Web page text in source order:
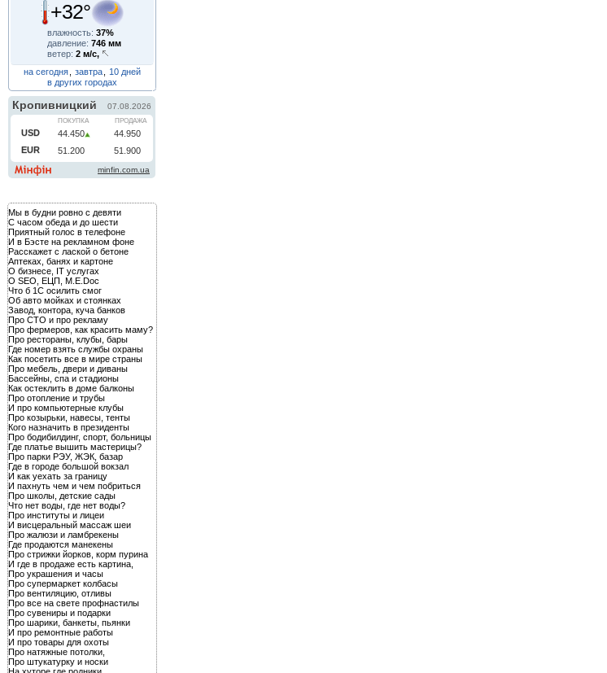
+32°
влажность:37%
давление:746 мм
ветер:2 м/с,
на сегодня
завтра
10 дней
в других городах
Мы в будни ровно с девяти
С часом обеда и до шести
Приятный голос в телефоне
И в Бэсте на рекламном фоне
Расскажет с лаской о бетоне
Аптеках, банях и картоне
О бизнесе, IT услугах
О SEO, ЕЦП, M.E.Doc
Что б 1С осилить смог
Об авто мойках и стоянках
Завод, контора, куча банков
Про СТО и про рекламу
Про фермеров, как красить маму?
Про рестораны, клубы, бары
Где номер взять службы охраны
Как посетить все в мире страны
Про мебель, двери и диваны
Бассейны, спа и стадионы
Как остеклить в доме балконы
Про отопление и трубы
И про компьютерные клубы
Про козырьки, навесы, тенты
Кого назначить в президенты
Про бодибилдинг, спорт, больницы
Где платье вышить мастерицы?
Про парки РЭУ, ЖЭК, базар
Где в городе большой вокзал
И как уехать за границу
И пахнуть чем и чем побриться
Про школы, детские сады
Что нет воды, где нет воды?
Про институты и лицеи
И висцеральный массаж шеи
Про жалюзи и ламбрекены
Где продаются манекены
Про стрижки йорков, корм пурина
И где в продаже есть картина,
Про украшения и часы
Про супермаркет колбасы
Про вентиляцию, отливы
Про все на свете профнастилы
Про сувениры и подарки
Про шарики, банкеты, пьянки
И про ремонтные работы
И про товары для охоты
Про натяжные потолки,
Про штукатурку и носки